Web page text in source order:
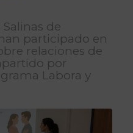
Salinas de
participado en
relaciones de
por
Labora y